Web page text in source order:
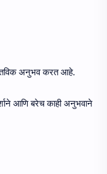
अनुभव करत आहे.
आणि बरेच काही अनुभवाने